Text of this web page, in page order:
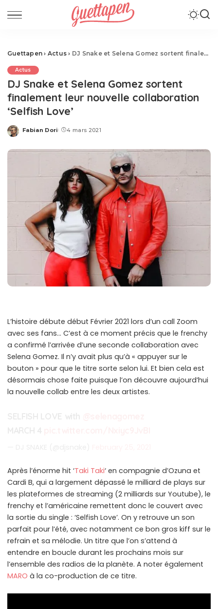
Guettapen › Actus › DJ Snake et Selena Gomez sortent finalement leur nouvelle collaboration ‘Selfish Love’
Actus
DJ Snake et Selena Gomez sortent
finalement leur nouvelle collaboration
‘Selfish Love’
Posted
Fabian Dori 4 mars 2021
L’histoire débute début Février 2021 lors d’un call Zoom
avec ses fans… C’est à ce moment précis que le frenchy
a confirmé l’arrivée d’une seconde collaboration avec
Selena Gomez. Il n’y avait plus qu’à « appuyer sur le
bouton » pour que le titre sorte selon lui. Et bien cela est
désormais chose faite puisque l’on découvre aujourd’hui
la nouvelle collab entre les deux artistes.
Après l’énorme hit ‘Taki Taki‘ en compagnie d’Ozuna et
Cardi B, qui a largement dépassé le milliard de plays sur
les plateformes de streaming (2 milliards sur Youtube), le
frenchy et l’américaine remettent donc le couvert avec
la sortie du single : ‘Selfish Love’. On y retrouve un son
parfait pour l’été, avec notamment ce bon gros kiff sur le
refrain et sa mélodie. Un titre que l’on s’attend à
entendre en boucle durant les prochains mois sur
l’ensemble des radios de la planète. A noter également
MARO à la co-production de ce titre.